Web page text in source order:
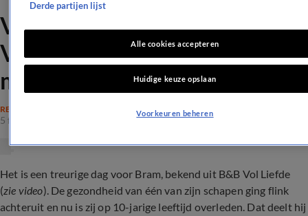
Verdrietig afscheid voor B&B
Vol Liefde-Bram: 'Ga haar
missen'
REALITY
5 feb 2024, 15:53
Het is een treurige dag voor Bram, bekend uit B&B Vol Liefde
(zie video). De gezondheid van één van zijn schapen ging flink
achteruit en nu is zij op 10-jarige leeftijd overleden. Dat deelt hij
Derde partijen lijst
Alle cookies accepteren
Huidige keuze opslaan
Voorkeuren beheren